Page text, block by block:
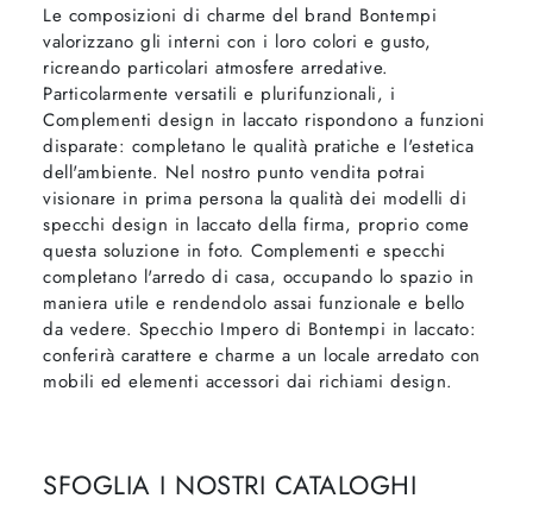
Le composizioni di charme del brand Bontempi
valorizzano gli interni con i loro colori e gusto,
ricreando particolari atmosfere arredative.
Particolarmente versatili e plurifunzionali, i
Complementi design in laccato rispondono a funzioni
disparate: completano le qualità pratiche e l'estetica
dell'ambiente. Nel nostro punto vendita potrai
visionare in prima persona la qualità dei modelli di
specchi design in laccato della firma, proprio come
questa soluzione in foto. Complementi e specchi
completano l'arredo di casa, occupando lo spazio in
maniera utile e rendendolo assai funzionale e bello
da vedere. Specchio Impero di Bontempi in laccato:
conferirà carattere e charme a un locale arredato con
mobili ed elementi accessori dai richiami design.
SFOGLIA I NOSTRI CATALOGHI